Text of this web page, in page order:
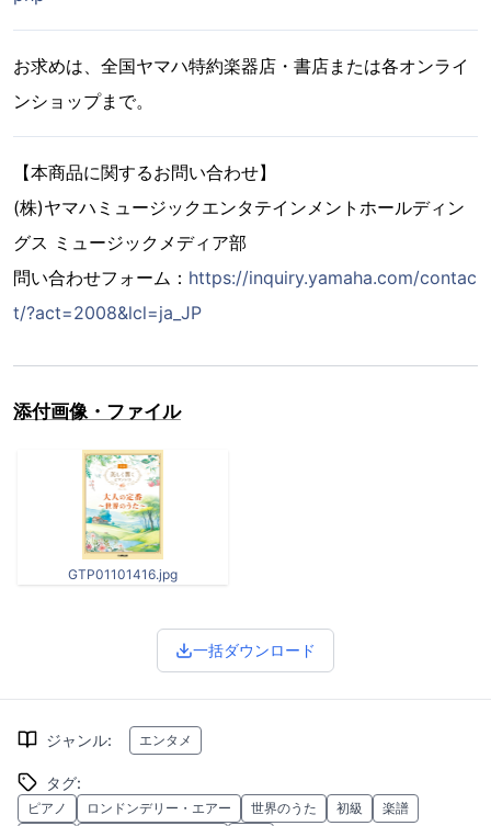
お求めは、全国ヤマハ特約楽器店・書店または各オンライ
ンショップまで。
【本商品に関するお問い合わせ】
(株)ヤマハミュージックエンタテインメントホールディン
グス ミュージックメディア部
問い合わせフォーム： https://inquiry.yamaha.com/contac
t/?act=2008&lcl=ja_JP
添付画像・ファイル
GTP01101416.jpg
一括ダウンロード
ジャンル: エンタメ
タグ:
ピアノ ロンドンデリー・エアー 世界のうた 初級
楽譜